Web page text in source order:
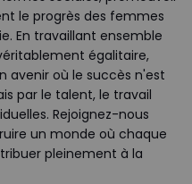
le progrès des femmes
En travaillant ensemble
égalitaire,
avenir où le succès n'est
par le talent, le travail
Rejoignez-nous
un monde où chaque
pleinement à la